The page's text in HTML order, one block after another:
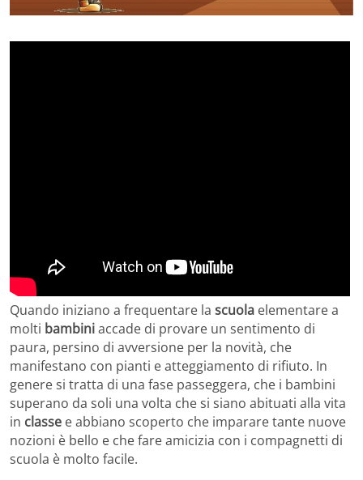
Quando iniziano a frequentare la scuola elementare a
molti bambiniaccade di provare un sentimento di
paura, persino di avversione per la novità, che
manifestano con pianti e atteggiamento di rifiuto. In
genere si tratta di una fase passeggera, che i bambini
superano da soli una volta che si siano abituati alla vita
in classe e abbiano scoperto che imparare tante nuove
nozioni è bello e che fare amicizia con i compagnetti di
scuola è molto facile.